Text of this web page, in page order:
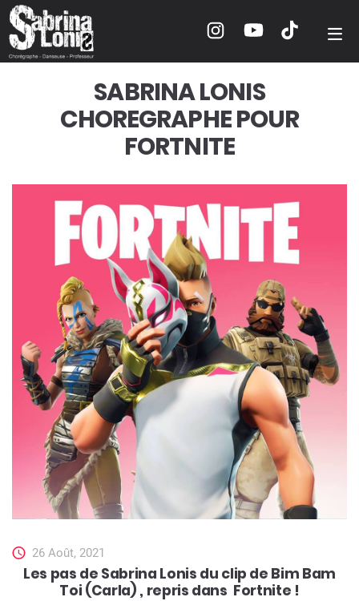
SABRINA LONIS
CHOREGRAPHE POUR
FORTNITE
26 Août, 2021
Les pas de Sabrina Lonis du clip de Bim Bam
Toi (Carla) , repris dans Fortnite !